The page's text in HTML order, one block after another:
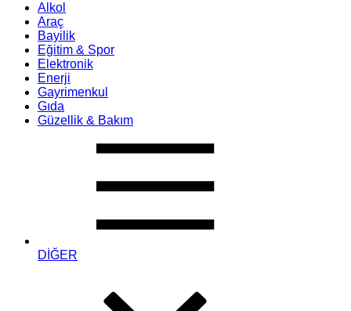
Alkol
Araç
Bayilik
Eğitim & Spor
Elektronik
Enerji
Gayrimenkul
Gıda
Güzellik & Bakım
DİĞER